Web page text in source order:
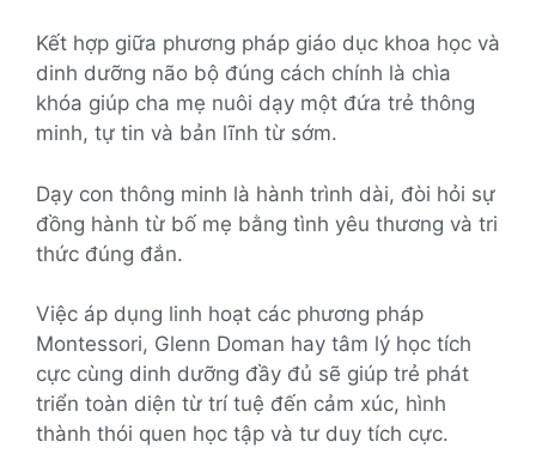
Kết hợp giữa phương pháp giáo dục khoa học và
dinh dưỡng não bộ đúng cách chính là chìa
khóa giúp cha mẹ nuôi dạy một đứa trẻ thông
minh, tự tin và bản lĩnh từ sớm.
Dạy con thông minh là hành trình dài, đòi hỏi sự
đồng hành từ bố mẹ bằng tình yêu thương và tri
thức đúng đắn.
Việc áp dụng linh hoạt các phương pháp
Montessori, Glenn Doman hay tâm lý học tích
cực cùng dinh dưỡng đầy đủ sẽ giúp trẻ phát
triển toàn diện từ trí tuệ đến cảm xúc, hình
thành thói quen học tập và tư duy tích cực.